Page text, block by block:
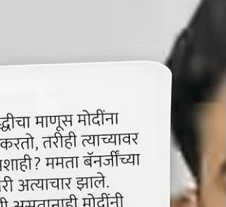
peak comedic perfection. When Jan Suraaj
founder Prashant Kishor surges ahead to defeat
the BJP in Bankipur, the EVMs are undoubtedly
hailed as marvels of flawless democratic
technology. When Congress leads comfortably
through multiple rounds in Datia, Madhya
Pradesh, the machines are certified pure, honest,
and untouchable. Yet, the moment BJP